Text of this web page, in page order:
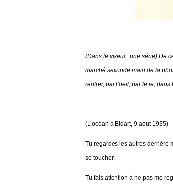
(Dans le viseur, une série) De
marché seconde main de la
rentrer, par l’oeil, par le je, dans
(L’océan à Bidart, 9 aout 1935)
Tu regardes les autres derrière
se toucher.
Tu fais attention à ne pas me